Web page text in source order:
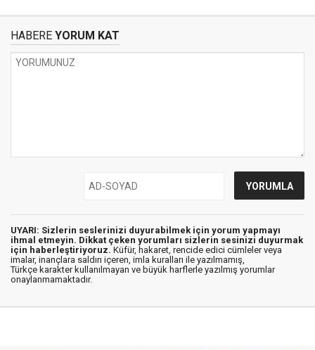
HABERE YORUM KAT
UYARI: Sizlerin seslerinizi duyurabilmek için yorum yapmayı
ihmal etmeyin. Dikkat çeken yorumları sizlerin sesinizi duyurmak
için haberleştiriyoruz. Küfür, hakaret, rencide edici cümleler veya
imalar, inançlara saldırı içeren, imla kuralları ile yazılmamış,
Türkçe karakter kullanılmayan ve büyük harflerle yazılmış yorumlar
onaylanmamaktadır.